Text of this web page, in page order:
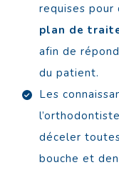
requises
plan de
afin de
du patient.
Les
déceler
bouche et